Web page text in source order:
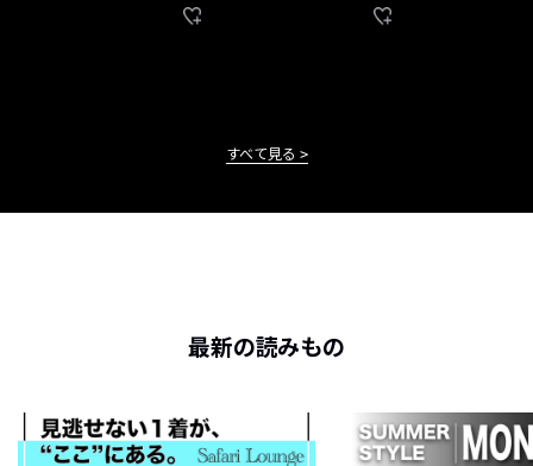
すべて見る
最新の読みもの